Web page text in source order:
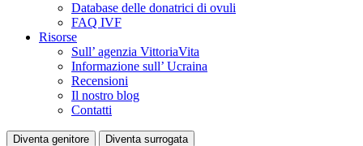
Database delle donatrici di ovuli
FAQ IVF
Risorse
Sull’ agenzia VittoriaVita
Informazione sull’ Ucraina
Recensioni
Il nostro blog
Contatti
Diventa genitore Diventa surrogata